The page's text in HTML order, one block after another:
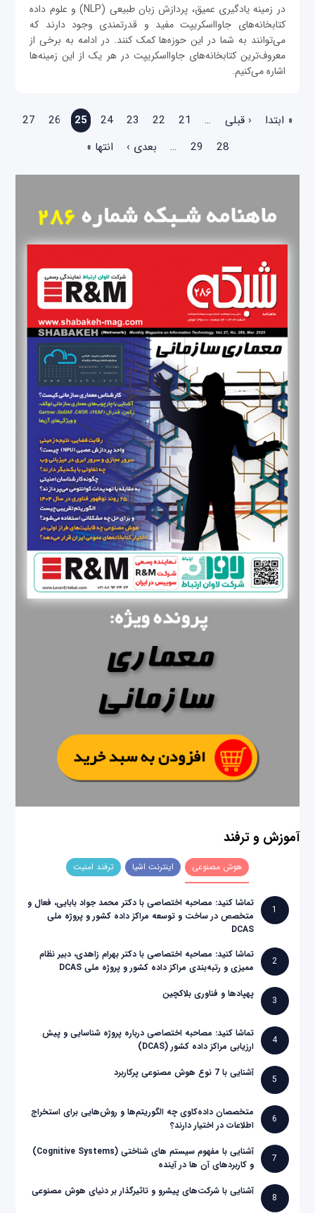
در زمینه یادگیری عمیق، پردازش زبان طبیعی (NLP) و علوم داده
کتابخانه‌های جاوااسکریپت مفید و قدرتمندی وجود دارند که
می‌توانند به شما در این حوزه‌ها کمک کنند. در ادامه به برخی از
معروف‌ترین کتابخانه‌های جاوااسکریپت در هر یک از این زمینه‌ها
اشاره می‌کنیم.
صفحه‌ها
« ابتدا ‹ قبلی …
21
22
23
24
25
26
27
28
29
… بعدی › انتها »
آموزش و ترفند
هوش مصنوعی اینترنت اشیا ترفند امنیت
1
تماشا کنید: مصاحبه اختصاصی با دکتر محمد جواد بابایی، فعال و
متخصص در ساخت و توسعه مراکز داده کشور و پروژه ملی
DCAS
2
تماشا کنید: مصاحبه اختصاصی با دکتر بهرام زاهدی، دبیر نظام
ممیزی و رتبه‌بندی مراکز داده کشور و پروژه ملی DCAS
3
پهپادها و فناوری بلاکچین
4
تماشا کنید: مصاحبه اختصاصی درباره پروژه شناسایی و پیش
ارزیابی مراکز داده کشور (DCAS)
5
آشنایی با 7 نوع هوش مصنوعی پرکاربرد
6
متخصصان داده‌کاوی چه الگوریتم‌ها و روش‌هایی برای استخراج
اطلاعات در اختیار دارند؟
7
آشنایی با مفهوم سیستم های شناختی (Cognitive Systems)
و کاربردهای آن ها در آینده
8
آشنایی با شرکت‌های پیشرو و تاثیرگذار بر دنیای هوش مصنوعی